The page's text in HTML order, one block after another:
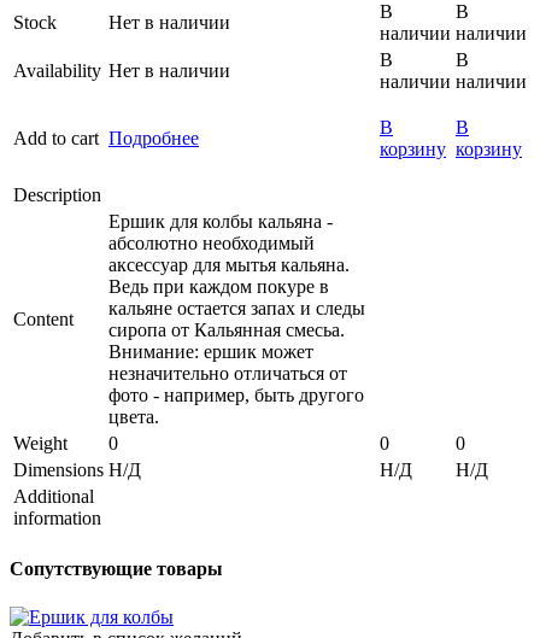
Stock
Нет в наличии
В
наличии
В
наличии
Availability Нет в наличии
В
наличии
В
наличии
Add to cart Подробнее
В
корзину
В
корзину
Description
Content
Ершик для колбы кальяна -
абсолютно необходимый
аксессуар для мытья кальяна.
Ведь при каждом покуре в
кальяне остается запах и следы
сиропа от Кальянная смесьа.
Внимание: ершик может
незначительно отличаться от
фото - например, быть другого
цвета.
Weight
0 0
0
Dimensions Н/Д Н/Д
Н/Д
Additional
information
Сопутствующие товары